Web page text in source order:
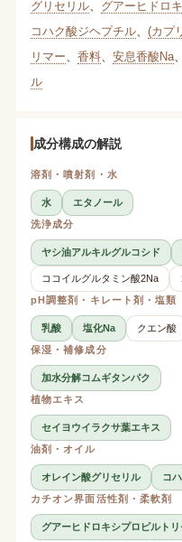
グリセリル、 グアーヒドロ
コハク酸ジヘプチル、 (カプ
リマー
香料、 安息香酸Na、
ル
成分構成の解説
溶剤・噴射剤・水
水
エタノール
洗浄成分
ヤシ油アルキルグルコシド
ココイルグルタミン酸2Na
pH調整剤・キレート剤・塩類
乳酸 塩化Na
クエン酸
保湿・補修成分
加水分解コムギタンパク
植物エキス
セイヨウイラクサ葉エキス
油剤・オイル
オレイン酸グリセリル
コ
カチオン界面活性剤・柔軟剤
グアーヒドロキシプロピルト